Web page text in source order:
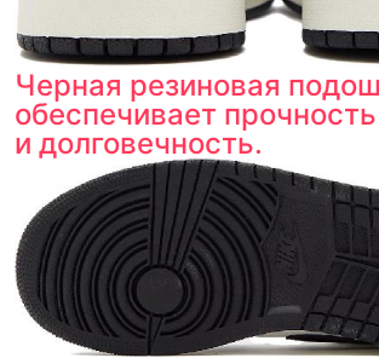
Черная резиновая
обеспечивает прочность
и долговечность.